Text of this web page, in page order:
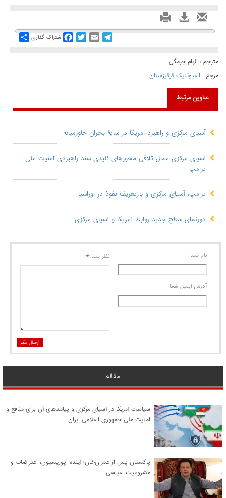
Share اشتراک گذاری
FacebookTwitterEmail
Telegram
مترجم : الهام چرمگی
مرجع : اسپوتنیک قرقیزستان
عناوین مرتبط
آسیای مرکزی و راهبرد امریکا در سایۀ بحران خاورمیانه
آسیای مرکزی محل تلاقی محورهای کلیدی سند راهبردی امنیت ملی
ترامپ
ترامپ، آسیای مرکزی و بازتعریف نفوذ در اوراسیا
دورنمای سطح جدید روابط آمریکا و آسیای مرکزی
نام شما
آدرس ايميل شما
نظر شما *
ارسال نظر
مقاله
سیاست آمریکا در آسیای مرکزی و پیامدهای آن برای منافع و
امنیت ملی جمهوری اسلامی ایران
پاکستان پس از عمران‌خان؛ آینده اپوزیسیون، اعتراضات و
مشروعیت سیاسی